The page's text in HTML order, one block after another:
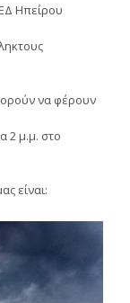
Ηπείρου
να φέρουν
2 μ.μ. στο
είναι: